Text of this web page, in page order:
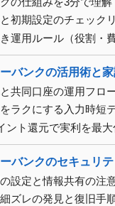
初期設定のチェック
運用ルール（役割・
バンクの活用術と
共同口座の運用フロ
ラクにする入力時短
ント還元で実利を最大
バンクのセキュリ
設定と情報共有の注
ズレの発見と復旧手